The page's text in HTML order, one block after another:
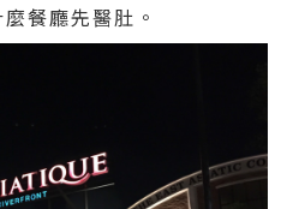
餐廳先醫肚。